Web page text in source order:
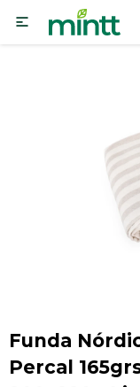

Funda
Percal